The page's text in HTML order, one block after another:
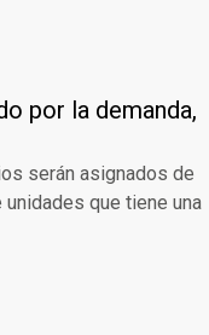
por la demanda,
serán asignados de
que tiene una